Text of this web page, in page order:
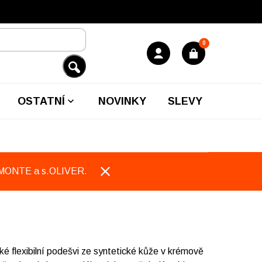
0
OSTATNÍ NOVINKY SLEVY
a s.OLIVER.
flexibilní podešvi ze syntetické kůže v krémově